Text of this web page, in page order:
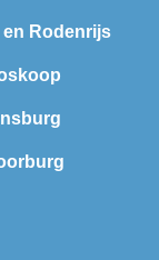
en Rodenrijs